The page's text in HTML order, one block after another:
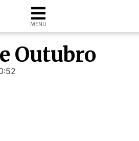
MENU
Outubro